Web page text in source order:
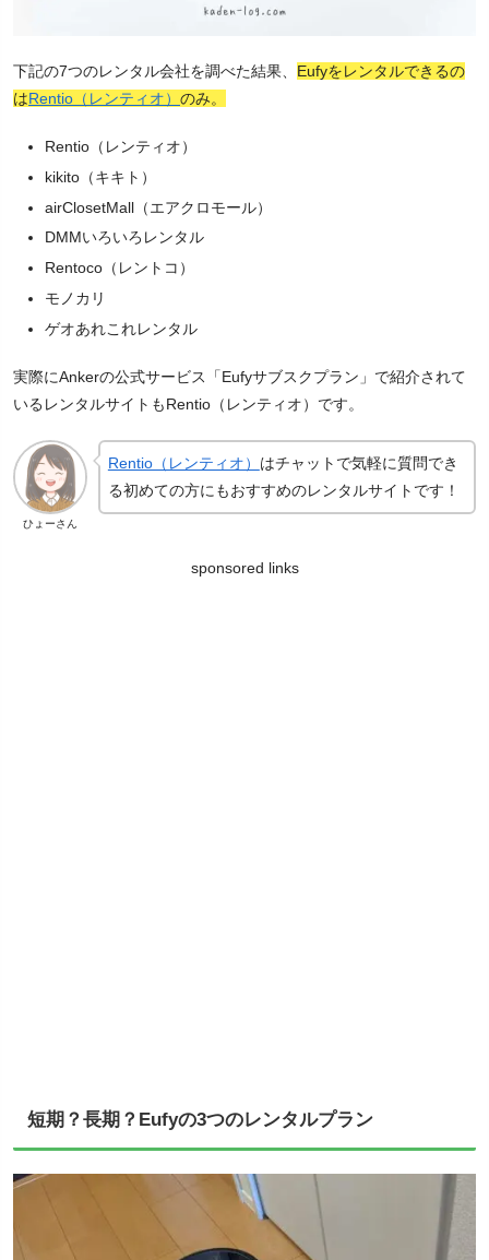
下記の7つのレンタル会社を調べた結果、 Eufyをレンタルできるの
はRentio（レンティオ） のみ。
Rentio（レンティオ）
kikito（キキト）
airClosetMall（エアクロモール）
DMMいろいろレンタル
Rentoco（レントコ）
モノカリ
ゲオあれこれレンタル
実際にAnkerの公式サービス「Eufyサブスクプラン」で紹介されて
いるレンタルサイトもRentio（レンティオ）です。
ひょーさん
Rentio（レンティオ） はチャットで気軽に質問でき
る初めての方にもおすすめのレンタルサイトです！
sponsored links
短期？長期？Eufyの3つのレンタルプラン